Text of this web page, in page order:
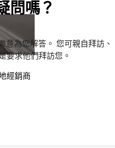
問嗎？
意為您解答。 您可親自拜訪、
要求他們拜訪您。
經銷商